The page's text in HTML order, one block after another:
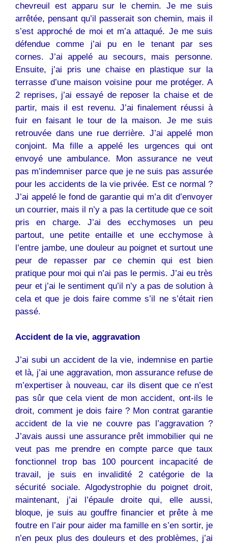
chevreuil est apparu sur le chemin. Je me suis
arrêtée, pensant qu’il passerait son chemin, mais il
s’est approché de moi et m’a attaqué. Je me suis
défendue comme j’ai pu en le tenant par ses
cornes. J’ai appelé au secours, mais personne.
Ensuite, j’ai pris une chaise en plastique sur la
terrasse d’une maison voisine pour me protéger. A
2 reprises, j’ai essayé de reposer la chaise et de
partir, mais il est revenu. J’ai finalement réussi à
fuir en faisant le tour de la maison. Je me suis
retrouvée dans une rue derrière. J’ai appelé mon
conjoint. Ma fille a appelé les urgences qui ont
envoyé une ambulance. Mon assurance ne veut
pas m’indemniser parce que je ne suis pas assurée
pour les accidents de la vie privée. Est ce normal ?
J’ai appelé le fond de garantie qui m’a dit d’envoyer
un courrier, mais il n’y a pas la certitude que ce soit
pris en charge. J’ai des ecchymoses un peu
partout, une petite entaille et une ecchymose à
l’entre jambe, une douleur au poignet et surtout une
peur de repasser par ce chemin qui est bien
pratique pour moi qui n’ai pas le permis. J’ai eu très
peur et j’ai le sentiment qu’il n’y a pas de solution à
cela et que je dois faire comme s’il ne s’était rien
passé.
Accident de la vie, aggravation
J’ai subi un accident de la vie, indemnise en partie
et là, j’ai une aggravation, mon assurance refuse de
m’expertiser à nouveau, car ils disent que ce n’est
pas sûr que cela vient de mon accident, ont-ils le
droit, comment je dois faire ? Mon contrat garantie
accident de la vie ne couvre pas l’aggravation ?
J’avais aussi une assurance prêt immobilier qui ne
veut pas me prendre en compte parce que taux
fonctionnel trop bas 100 pourcent incapacité de
travail, je suis en invalidité 2 catégorie de la
sécurité sociale. Algodystrophie du poignet droit,
maintenant, j’ai l’épaule droite qui, elle aussi,
bloque, je suis au gouffre financier et prête à me
foutre en l’air pour aider ma famille en s’en sortir, je
n’en peux plus des douleurs et des problèmes, j’ai